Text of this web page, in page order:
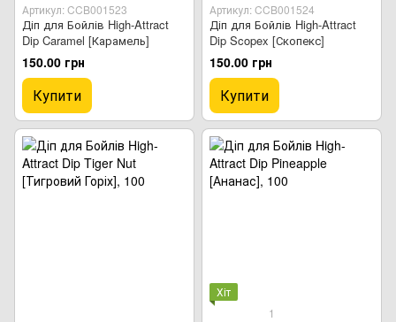
Артикул: CCB001523
Діп для Бойлів High-Attract
Dip Caramel [Карамель]
150.00 грн
Купити
Артикул: CCB001524
Діп для Бойлів High-Attract
Dip Scopex [Скопекс]
150.00 грн
Купити
Хіт
1